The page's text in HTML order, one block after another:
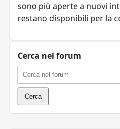
sono più aperte a nuovi
restano disponibili per la
Cerca nel forum
Cerca